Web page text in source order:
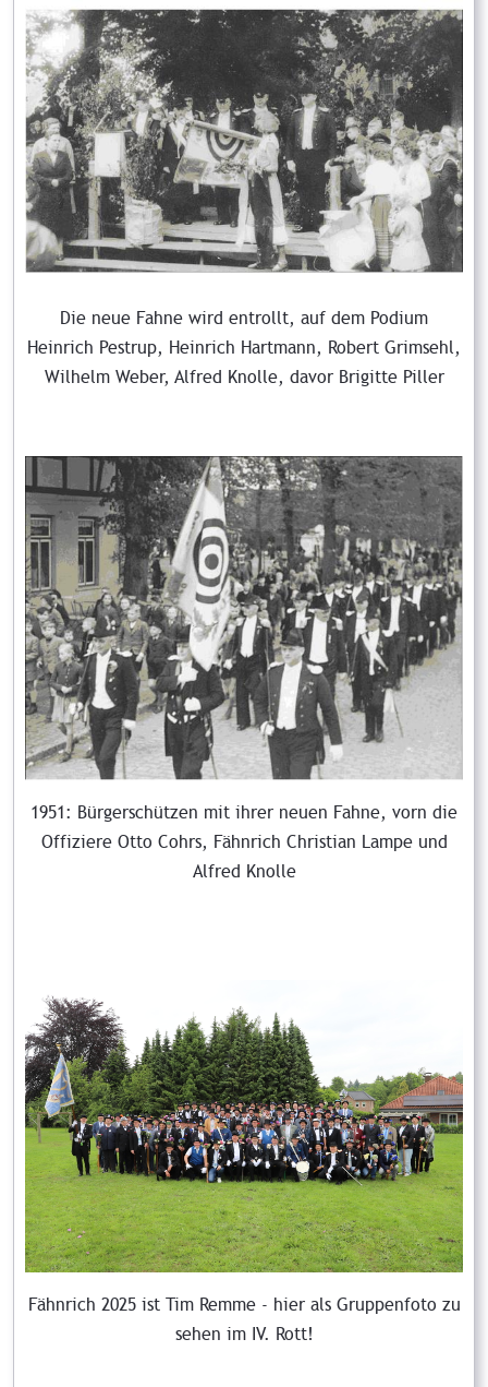
Die neue Fahne wird entrollt, auf dem Podium
Heinrich Pestrup, Heinrich Hartmann, Robert Grimsehl,
Wilhelm Weber, Alfred Knolle, davor Brigitte Piller
1951: Bürgerschützen mit ihrer neuen Fahne, vorn die
Offiziere Otto Cohrs, Fähnrich Christian Lampe und
Alfred Knolle
Fähnrich 2025 ist Tim Remme - hier als Gruppenfoto zu
sehen im IV. Rott!